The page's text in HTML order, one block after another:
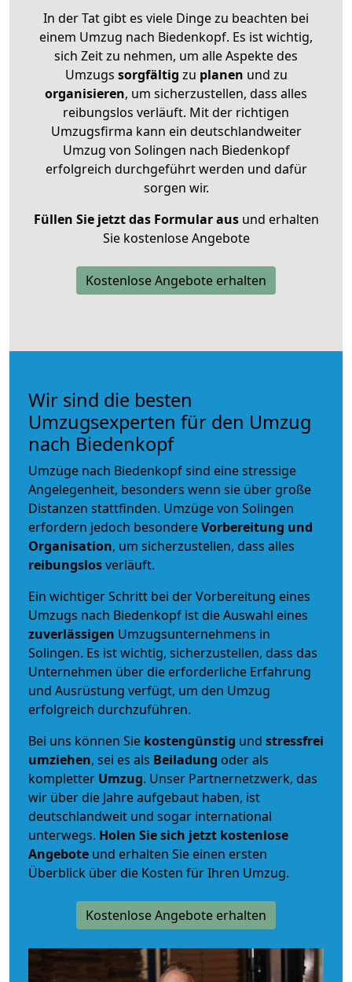
In der Tat gibt es viele Dinge zu beachten bei
einem Umzug nach Biedenkopf. Es ist wichtig,
sich Zeit zu nehmen, um alle Aspekte des
Umzugs sorgfältig zu planen und zu
organisieren, um sicherzustellen, dass alles
reibungslos verläuft. Mit der richtigen
Umzugsfirma kann ein deutschlandweiter
Umzug von Solingen nach Biedenkopf
erfolgreich durchgeführt werden und dafür
sorgen wir.
Füllen Sie jetzt das Formular ausund erhalten
Sie kostenlose Angebote
Kostenlose Angebote erhalten
Wir sind die besten
Umzugsexperten für den Umzug
nach Biedenkopf
Umzüge nach Biedenkopf sind eine stressige
Angelegenheit, besonders wenn sie über große
Distanzen stattfinden. Umzüge von Solingen
erfordern jedoch besondereVorbereitung und
Organisation, um sicherzustellen, dass alles
reibungslosverläuft.
Ein wichtiger Schritt bei der Vorbereitung eines
Umzugs nach Biedenkopf ist die Auswahl eines
zuverlässigen Umzugsunternehmens in
Solingen. Es ist wichtig, sicherzustellen, dass das
Unternehmen über die erforderliche Erfahrung
und Ausrüstung verfügt, um den Umzug
erfolgreich durchzuführen.
Bei uns können Sie kostengünstig und stressfrei
umziehen, sei es als Beiladung oder als
kompletter Umzug. Unser Partnernetzwerk, das
wir über die Jahre aufgebaut haben, ist
deutschlandweit und sogar international
unterwegs. Holen Sie sich jetzt kostenlose
Angebote und erhalten Sie einen ersten
Überblick über die Kosten für Ihren Umzug.
Kostenlose Angebote erhalten